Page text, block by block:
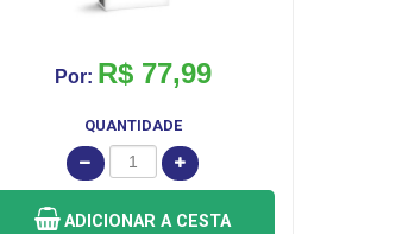
Por: R$ 77,99
QUANTIDADE
ADICIONAR A CESTA